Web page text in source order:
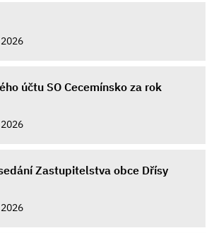
účtu SO Cecemínsko za rok
Zastupitelstva obce Dřísy